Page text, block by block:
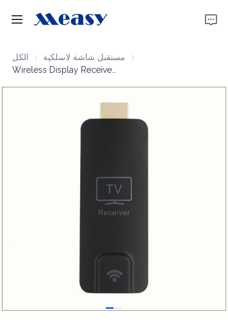
الكل مستقبل شاشة لاسلكية مستقبل شاشة لاسلكية
الرئيسية
المنتجات